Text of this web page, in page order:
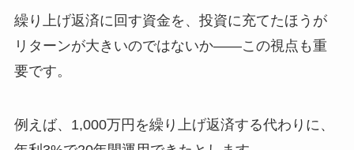
繰り上げ返済に回す資金を、投資に充てたほうが
リターンが大きいのではないか——この視点も重
要です。
例えば、1,000万円を繰り上げ返済する代わりに、